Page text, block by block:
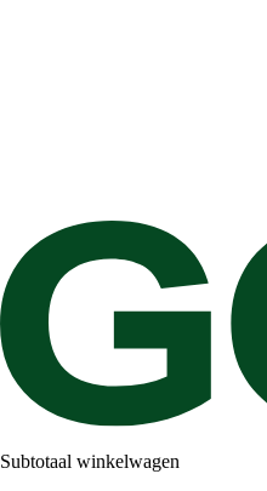
Subtotaal winkelwagen